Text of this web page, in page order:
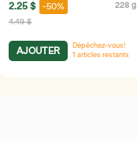
2.25 $ -50% 228 g
4.49 $
AJOUTER
Dépêchez-vous!
1 articles restants